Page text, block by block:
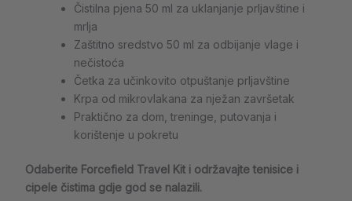
Čistilna pjena 50 ml za uklanjanje prljavštine i
mrlja
Zaštitno sredstvo 50 ml za odbijanje vlage i
nečistoća
Četka za učinkovito otpuštanje prljavštine
Krpa od mikrovlakana za nježan završetak
Praktično za dom, treninge, putovanja i
korištenje u pokretu
Odaberite Forcefield Travel Kit i održavajte tenisice i
cipele čistima gdje god se nalazili.